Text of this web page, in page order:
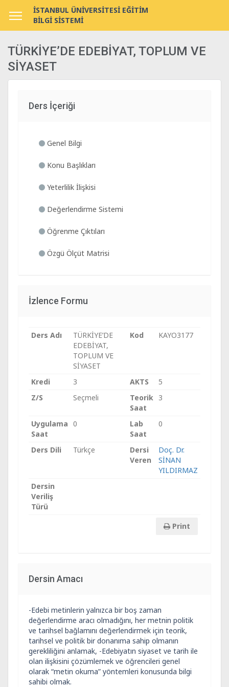
İSTANBUL ÜNİVERSİTESİ EĞİTİM
BİLGİ SİSTEMİ
TÜRKİYE’DE EDEBİYAT, TOPLUM VE
SİYASET
Ders İçeriği
Genel Bilgi
Konu Başlıkları
Yeterlilik İlişkisi
Değerlendirme Sistemi
Öğrenme Çıktıları
Özgü Ölçüt Matrisi
İzlence Formu
Ders Adı
TÜRKİYE’DE
EDEBİYAT,
TOPLUM VE
SİYASET
Kod KAYO3177
Kredi 3 AKTS
5
Z/S
Seçmeli
Teorik
Saat
3
Uygulama
Saat
0
Lab
Saat
0
Ders Dili Türkçe
Dersi
Veren
Doç. Dr.
SİNAN
YILDIRMAZ
Dersin
Veriliş
Türü
Print
Dersin Amacı
-Edebi metinlerin yalnızca bir boş zaman
değerlendirme aracı olmadığını, her metnin politik
ve tarihsel bağlamını değerlendirmek için teorik,
tarihsel ve politik bir donanıma sahip olmanın
gerekliliğini anlamak, -Edebiyatın siyaset ve tarih ile
olan ilişkisini çözümlemek ve öğrencileri genel
olarak “metin okuma” yöntemleri konusunda bilgi
sahibi olmak.